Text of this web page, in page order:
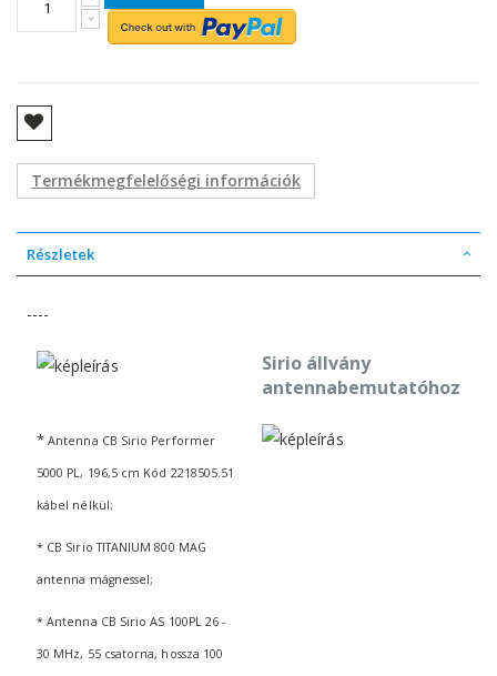
Termékmegfelelőségi információk
Részletek
----
Sirio állvány
antennabemutatóhoz
*Antenna CB Sirio Performer
5000 PL, 196,5 cm Kód 2218505.51
kábel nélkül;
* CB Sirio TITANIUM 800 MAG
antenna mágnessel;
* Antenna CB Sirio AS 100PL 26 -
30 MHz, 55 csatorna, hossza 100